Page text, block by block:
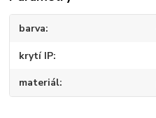
barva
krytí IP
materiál